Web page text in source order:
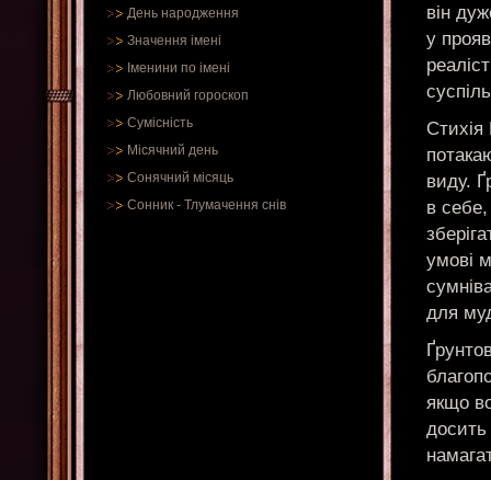
День народження
Значення імені
Іменини по імені
Любовний гороскоп
Сумісність
Місячний день
Сонячний місяць
Сонник - Тлумачення снів
він
у
виду.
в
умові
для
якщо